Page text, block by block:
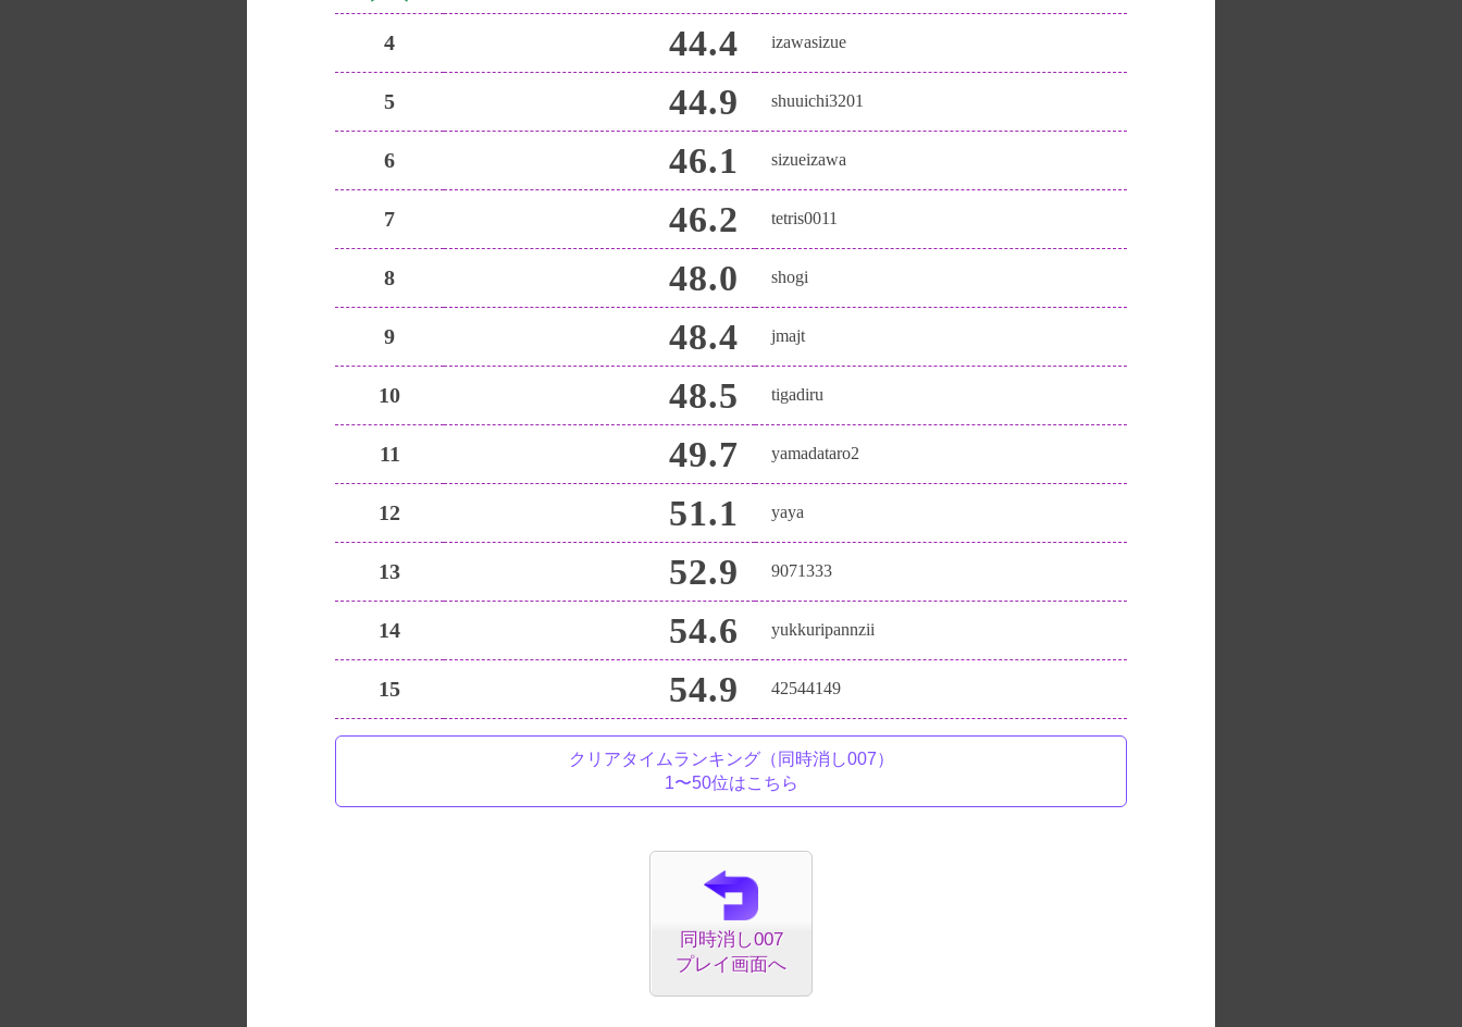
4 44.4 izawasizue
5 44.9 shuuichi3201
6 46.1 sizueizawa
7 46.2 tetris0011
8 48.0 shogi
9 48.4 jmajt
10 48.5 tigadiru
11 49.7 yamadataro2
12 51.1 yaya
13 52.9 9071333
14 54.6 yukkuripannzii
15 54.9 42544149
クリアタイムランキング（同時消し007）
1〜50位はこちら
同時消し007
プレイ画面へ